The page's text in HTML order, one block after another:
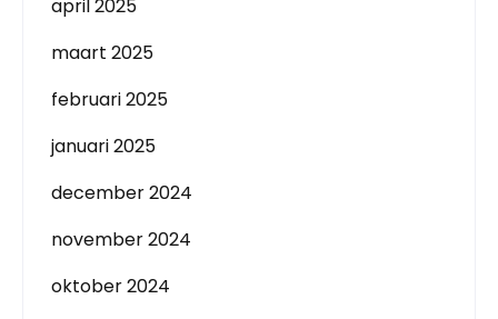
april 2025
maart 2025
februari 2025
januari 2025
december 2024
november 2024
oktober 2024